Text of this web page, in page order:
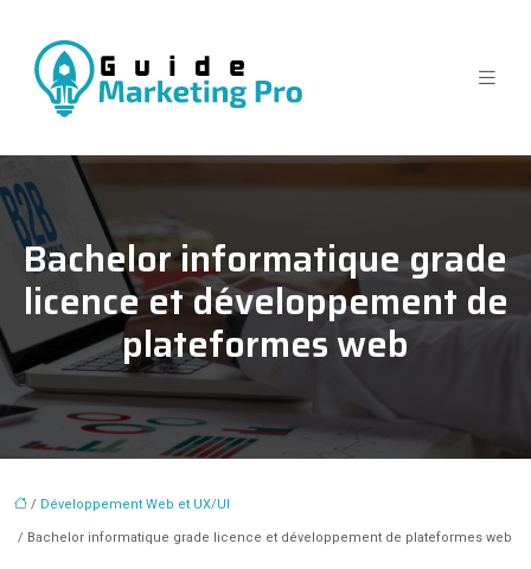
Bachelor informatique grade
licence et développement de
plateformes web
/ Développement Web et UX/UI
/ Bachelor informatique grade licence et développement de plateformes web